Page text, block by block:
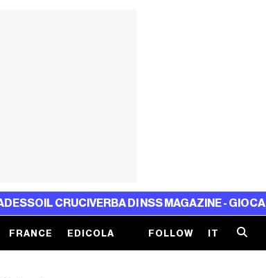
DI NSS MAGAZINE - GIOCA ADESSO
FRANCE EDICOLA FOLLOW IT